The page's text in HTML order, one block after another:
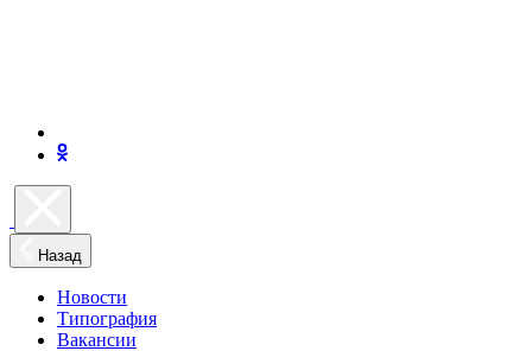
Назад
Новости
Типография
Вакансии